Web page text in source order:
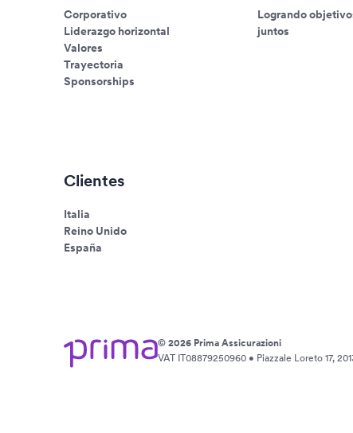
Corporativo
Liderazgo horizontal
Valores
Trayectoria
Sponsorships
Logrando
juntos
Clientes
Italia
Reino Unido
España
© 2026 Prima Assicurazioni
VAT IT08879250960 • Piazzale Loreto 17,